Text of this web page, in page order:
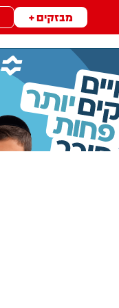
מבזקים +